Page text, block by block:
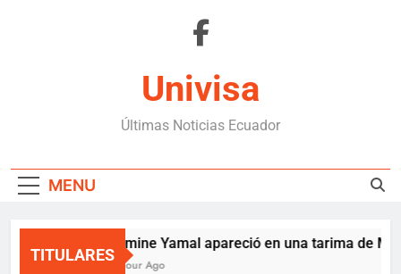
Univisa
Últimas Noticias Ecuador
MENU
TITULARES
Lamine Yamal apareció en una tarima de
1 Hour Ago